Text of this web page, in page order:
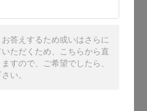
答えするため或いはさらに
ただくため、こちらから直
すので、ご希望でしたら、
い。